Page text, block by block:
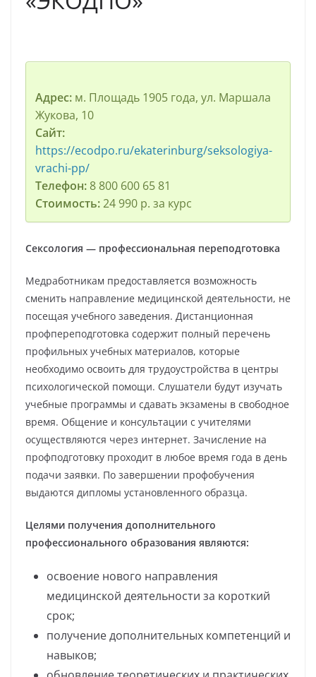
Адрес:м. Площадь 1905 года, ул. Маршала
Жукова, 10
Сайт:
https://ecodpo.ru/ekaterinburg/seksologiya-
vrachi-pp/
Телефон:8 800 600 65 81
Стоимость:24 990 р. за курс
Сексология — профессиональная переподготовка
Медработникам предоставляется возможность
сменить направление медицинской деятельности, не
посещая учебного заведения. Дистанционная
профпереподготовка содержит полный перечень
профильных учебных материалов, которые
необходимо освоить для трудоустройства в центры
психологической помощи. Слушатели будут изучать
учебные программы и сдавать экзамены в свободное
время. Общение и консультации с учителями
осуществляются через интернет. Зачисление на
профподготовку проходит в любое время года в день
подачи заявки. По завершении профобучения
выдаются дипломы установленного образца.
Целями получения дополнительного
профессионального образования являются:
освоение нового направления
медицинской деятельности за короткий
срок;
получение дополнительных компетенций и
навыков;